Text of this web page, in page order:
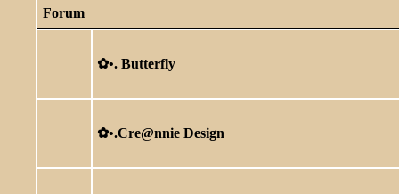
Forum
✿ •. Butterfly
✿ •.Cre@nnie Design